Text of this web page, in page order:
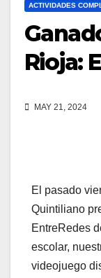
ACTIVIDADES
Rioja:
MAY 21, 2024
El pasado
Quintiliano
EntreRedes
escolar,
videojuego